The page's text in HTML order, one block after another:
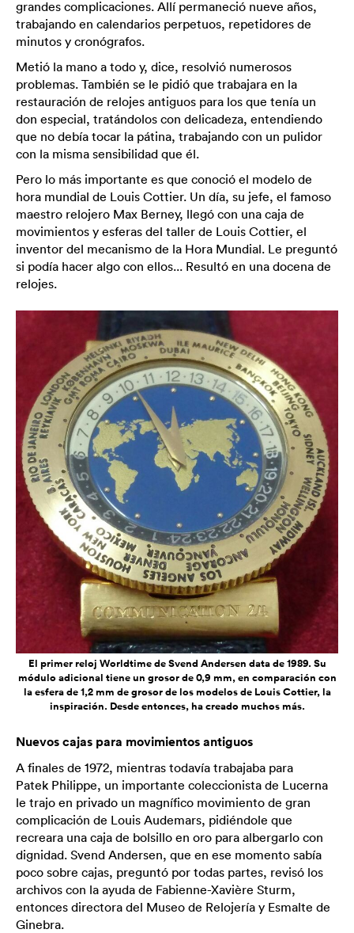
grandes complicaciones. Allí permaneció nueve años,
trabajando en calendarios perpetuos, repetidores de
minutos y cronógrafos.
Metió la mano a todo y, dice, resolvió numerosos
problemas. También se le pidió que trabajara en la
restauración de relojes antiguos para los que tenía un
don especial, tratándolos con delicadeza, entendiendo
que no debía tocar la pátina, trabajando con un pulidor
con la misma sensibilidad que él.
Pero lo más importante es que conoció el modelo de
hora mundial de Louis Cottier. Un día, su jefe, el famoso
maestro relojero Max Berney, llegó con una caja de
movimientos y esferas del taller de Louis Cottier, el
inventor del mecanismo de la Hora Mundial. Le preguntó
si podía hacer algo con ellos... Resultó en una docena de
relojes.
El primer reloj Worldtime de Svend Andersen data de 1989. Su
módulo adicional tiene un grosor de 0,9 mm, en comparación con
la esfera de 1,2 mm de grosor de los modelos de Louis Cottier, la
inspiración. Desde entonces, ha creado muchos más.
Nuevos cajas para movimientos antiguos
A finales de 1972, mientras todavía trabajaba para
Patek Philippe, un importante coleccionista de Lucerna
le trajo en privado un magnífico movimiento de gran
complicación de Louis Audemars, pidiéndole que
recreara una caja de bolsillo en oro para albergarlo con
dignidad. Svend Andersen, que en ese momento sabía
poco sobre cajas, preguntó por todas partes, revisó los
archivos con la ayuda de Fabienne-Xavière Sturm,
entonces directora del Museo de Relojería y Esmalte de
Ginebra.